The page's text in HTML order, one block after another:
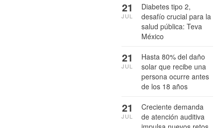
Diabetes tipo 2,
desafío crucial para la
salud pública: Teva
México
21
JUL
Hasta 80% del daño
solar que recibe una
persona ocurre antes
de los 18 años
21
JUL
Creciente demanda
de atención auditiva
21
JUL